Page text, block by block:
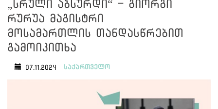
„სრული აბსურდი“ - გიორგი
რურუა მაგისტრი
მოსამართლის თანდასწრებით
გამოიკითხა
07.11.2024 საქართველო